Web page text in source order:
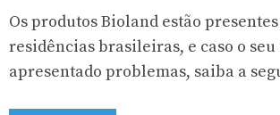
Os produtos Bioland estão
residências brasileiras, e caso o seu
apresentado problemas, saiba a